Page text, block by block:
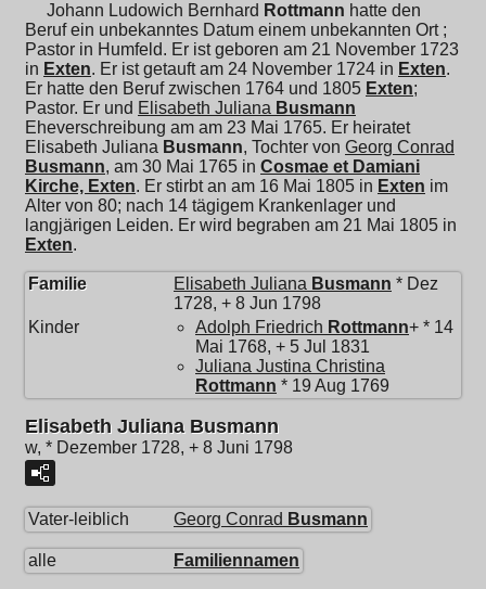
Johann Ludowich Bernhard Rottmann hatte den
Beruf ein unbekanntes Datum einem unbekannten Ort ;
Pastor in Humfeld. Er ist geboren am 21 November 1723
in Exten. Er ist getauft am 24 November 1724 in Exten.
Er hatte den Beruf zwischen 1764 und 1805 Exten;
Pastor. Er und Elisabeth Juliana Busmann
Eheverschreibung am am 23 Mai 1765. Er heiratet
Elisabeth Juliana Busmann, Tochter von Georg Conrad
Busmann, am 30 Mai 1765 in Cosmae et Damiani
Kirche, Exten. Er stirbt an am 16 Mai 1805 in Exten im
Alter von 80; nach 14 tägigem Krankenlager und
langjärigen Leiden. Er wird begraben am 21 Mai 1805 in
Exten.
Familie Elisabeth Juliana Busmann * Dez
1728, + 8 Jun 1798
Kinder
Adolph Friedrich Rottmann+ * 14
Mai 1768, + 5 Jul 1831
Juliana Justina Christina
Rottmann * 19 Aug 1769
Elisabeth Juliana Busmann
w, * Dezember 1728, + 8 Juni 1798
Vater-leiblich Georg Conrad Busmann
alle Familiennamen